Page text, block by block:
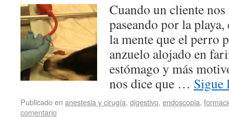
Cuando un cliente
paseando por la
la mente que el perro
anzuelo alojado en
estómago y más
nos dice que … Sigue
Publicado en anestesia y cirugía, digestivo, endoscopia,
comentario